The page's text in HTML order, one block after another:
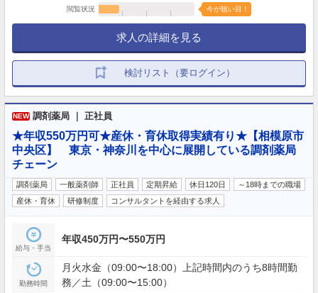
閲覧状況 今が狙い目！
求人の詳細を見る
検討リスト（要ログイン）
NEW 調剤薬局 ｜ 正社員
★年収550万円可★産休・育休取得実績有り★【相模原市
中央区】 東京・神奈川を中心に展開している調剤薬局
チェーン
調剤薬局 一般薬剤師 正社員 定期昇給 休日120日
～18時までの職場
産休・育休
研修制度 コンサルタントを経由する求人
給与・手当
年収450万円〜550万円
勤務時間
月火水金（09:00〜18:00）上記時間内のうち8時間勤
務／土（09:00〜15:00）